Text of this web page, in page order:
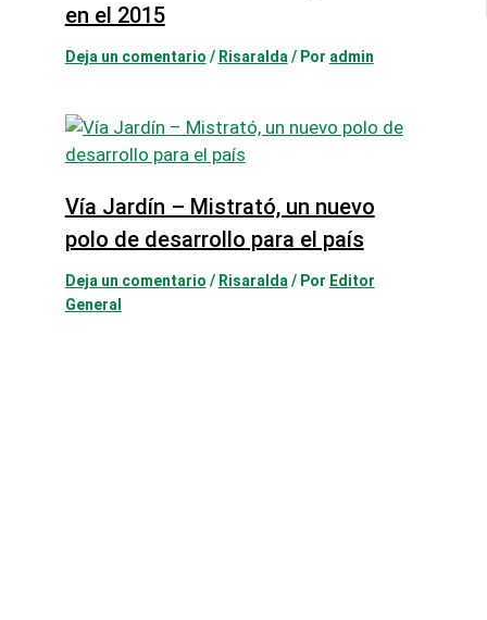
en el 2015
Deja un comentario / Risaralda / Por admin
Vía Jardín – Mistrató, un nuevo
polo de desarrollo para el país
Deja un comentario / Risaralda / Por Editor
General